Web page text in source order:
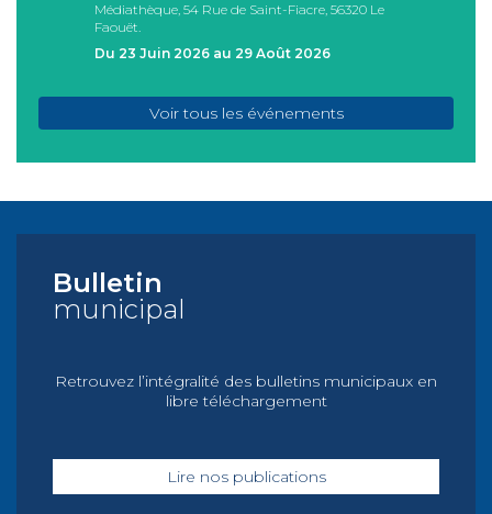
Médiathèque, 54 Rue de Saint-Fiacre, 56320 Le
Faouët.
Du 23 Juin 2026 au 29 Août 2026
Voir tous les événements
Bulletin
municipal
Retrouvez l’intégralité des bulletins municipaux en
libre téléchargement
Lire nos publications